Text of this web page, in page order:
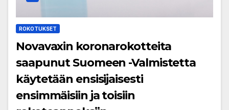
ROKOTUKSET
Novavaxin koronarokotteita
saapunut Suomeen -Valmistetta
käytetään ensisijaisesti
ensimmäisiin ja toisiin